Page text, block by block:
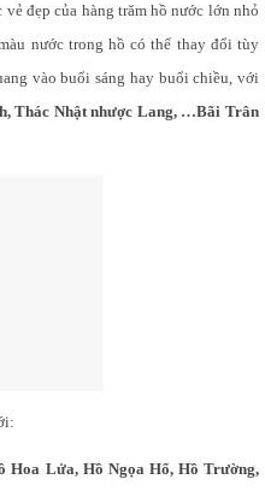
đẹp của hàng trăm hồ nước lớn nhỏ
nước trong hồ có thể thay đổi tùy
vào buổi sáng hay buổi chiều, với
Thác Nhật nhược Lang, …Bãi Trân
Hoa Lửa, Hồ Ngọa Hổ, Hồ Trường,